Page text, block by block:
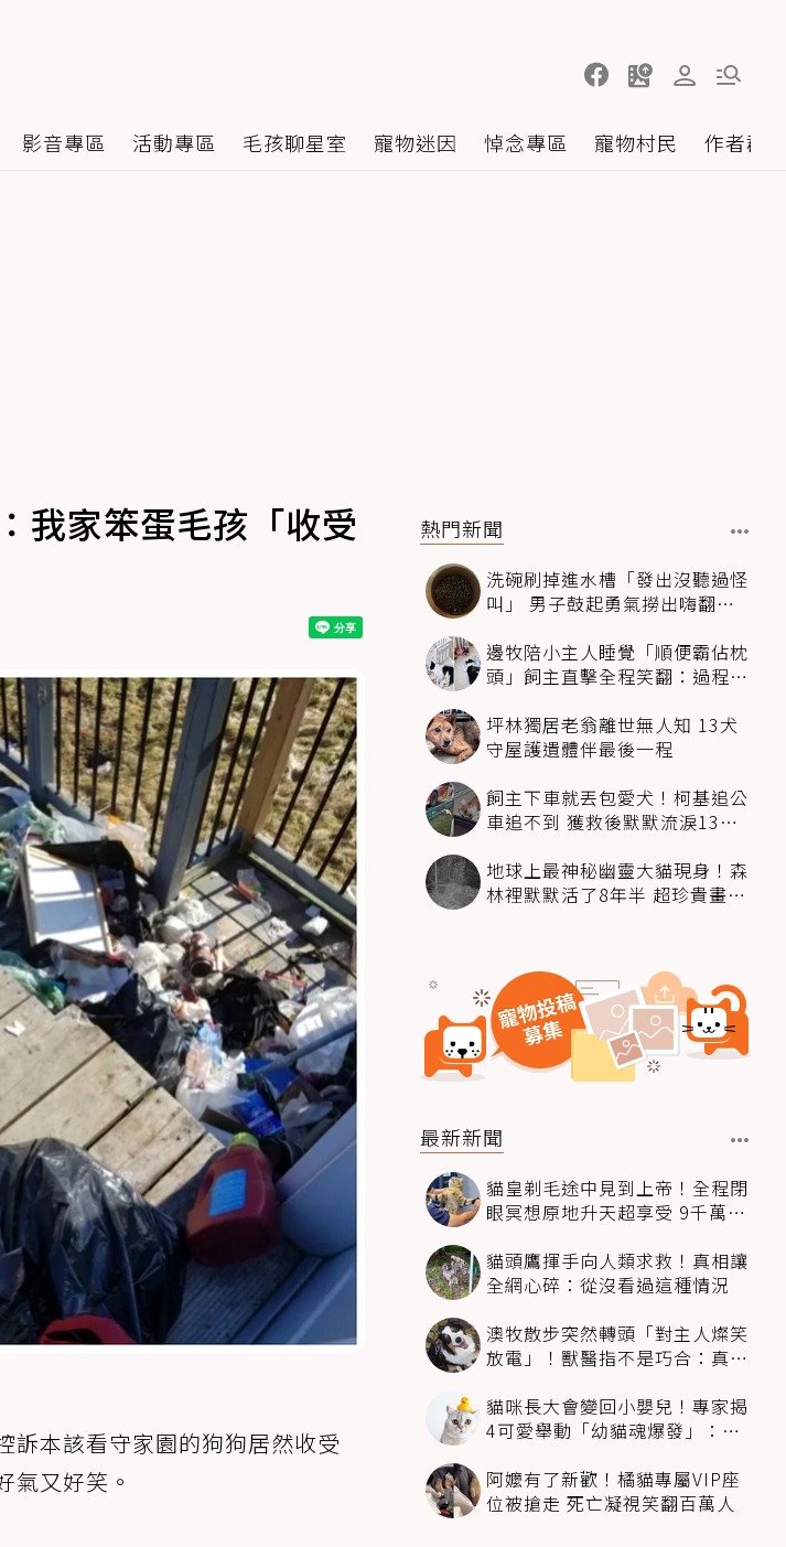
影音專區 活動專區 毛孩聊星室 寵物迷因 悼念專區 寵物村民 作者群
我家笨蛋毛孩「收受
訴本該看守家園的狗狗居然收受
氣又好笑。
熱門新聞
洗碗刷掉進水槽「發出沒聽過怪
叫」 男子鼓起勇氣撈出嗨翻：
邊牧陪小主人睡覺「順便霸佔枕
頭」飼主直擊全程笑翻：過程絲
坪林獨居老翁離世無人知 13犬
守屋護遺體伴最後一程
飼主下車就丟包愛犬！柯基追公
車追不到 獲救後默默流淚13萬
地球上最神秘幽靈大貓現身！森
林裡默默活了8年半 超珍貴畫面
最新新聞
貓皇剃毛途中見到上帝！全程閉
眼冥想原地升天超享受 9千萬人
貓頭鷹揮手向人類求救！真相讓
全網心碎：從沒看過這種情況
澳牧散步突然轉頭「對主人燦笑
放電」！獸醫指不是巧合：真相
貓咪長大會變回小嬰兒！專家揭
4可愛舉動「幼貓魂爆發」：本
阿嬤有了新歡！橘貓專屬VIP座
位被搶走 死亡凝視笑翻百萬人